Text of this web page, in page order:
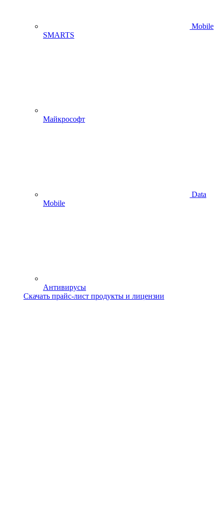
Mobile
SMARTS
Майкрософт
Data
Mobile
Антивирусы
Скачать прайс-лист продукты и лицензии